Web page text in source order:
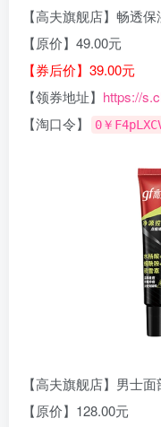
【高夫旗舰店】畅透
【原价】49.00元
【券后价】39.00元
【领券地址】 https://
【淘口令】
0￥
【高夫旗舰店】男士
【原价】128.00元